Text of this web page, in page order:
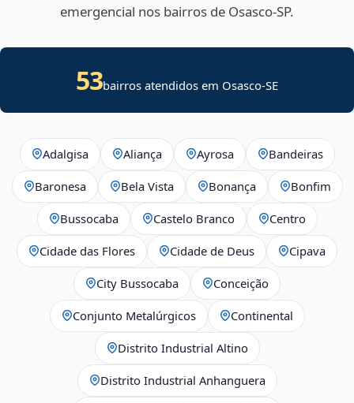
emergencial nos bairros de Osasco‑SP.
53bairros atendidos em Osasco-SE
Adalgisa Aliança Ayrosa Bandeiras
Baronesa Bela Vista Bonança Bonfim
Bussocaba Castelo Branco Centro
Cidade das Flores Cidade de Deus Cipava
City Bussocaba Conceição
Conjunto Metalúrgicos Continental
Distrito Industrial Altino
Distrito Industrial Anhanguera